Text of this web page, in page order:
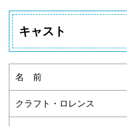
キャスト
名 前
クラフト・ロレンス